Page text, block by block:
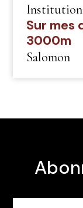
Sur mes
3000m
Salomon